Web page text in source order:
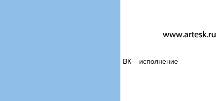
ВК – исполнение